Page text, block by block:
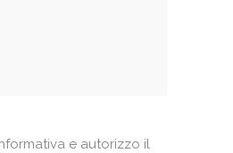
e autorizzo il